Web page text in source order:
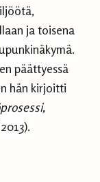
ja toisena
päättyessä
hän kirjoitti